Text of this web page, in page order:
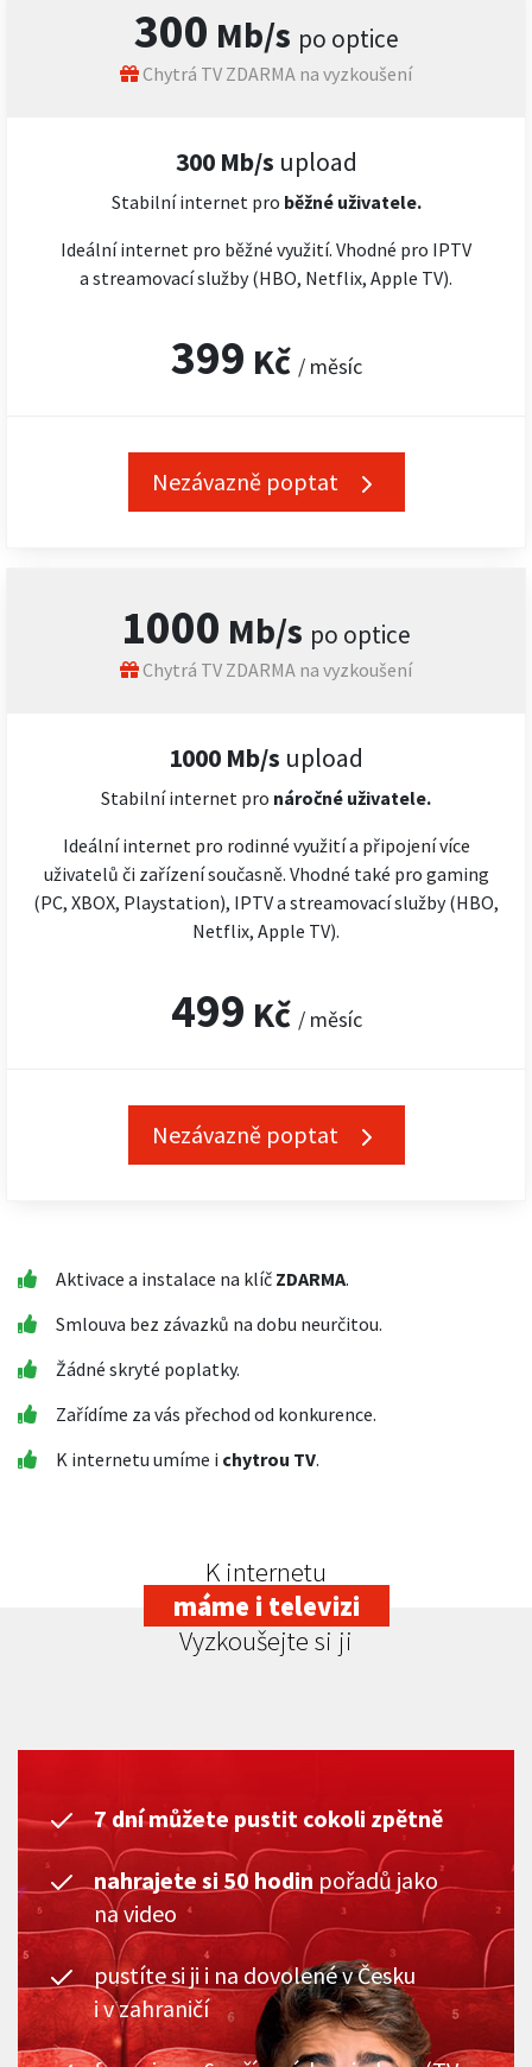
300 Mb/s po optice
Chytrá TV ZDARMA na vyzkoušení
300 Mb/s upload
Stabilní internet pro běžné uživatele.
Ideální internet pro běžné využití. Vhodné pro IPTV
a streamovací služby (HBO, Netflix, Apple TV).
399 Kč / měsíc
Nezávazně poptat
1000 Mb/s po optice
Chytrá TV ZDARMA na vyzkoušení
1000 Mb/s upload
Stabilní internet pro náročné uživatele.
Ideální internet pro rodinné využití a připojení více
uživatelů či zařízení současně. Vhodné také pro gaming
(PC, XBOX, Playstation), IPTV a streamovací služby (HBO,
Netflix, Apple TV).
499 Kč / měsíc
Nezávazně poptat
Aktivace a instalace na klíč ZDARMA.
Smlouva bez závazků na dobu neurčitou.
Žádné skryté poplatky.
Zařídíme za vás přechod od konkurence.
K internetu umíme i chytrou TV.
K internetu
máme i televizi
Vyzkoušejte si ji
7 dní můžete pustit cokoli zpětně
nahrajete si 50 hodin pořadů jako
na video
pustíte si ji i na dovolené v Česku
i v zahraničí